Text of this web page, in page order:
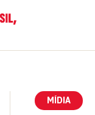
MÍDIA